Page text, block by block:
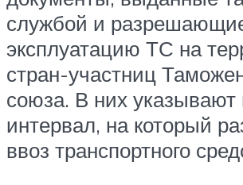
службой и
эксплуатацию ТС на
стран-участниц
союза. В них указывают
интервал, на который
ввоз транспортного